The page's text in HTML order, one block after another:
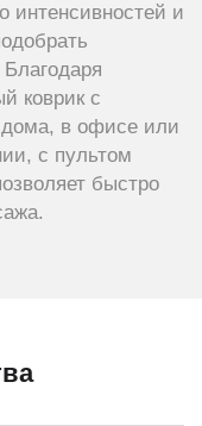
интенсивностей и
коврик с
дома, в офисе или
с пультом
быстро